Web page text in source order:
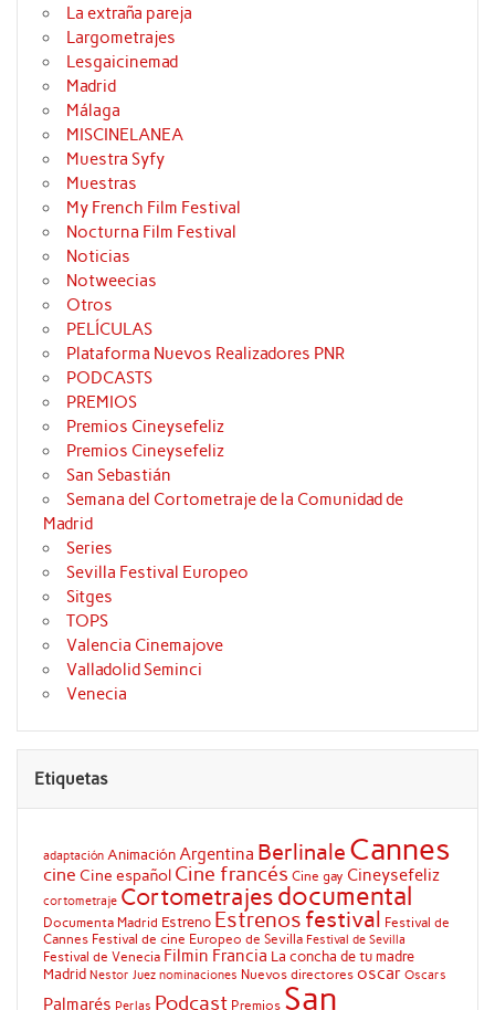
La extraña pareja
Largometrajes
Lesgaicinemad
Madrid
Málaga
MISCINELANEA
Muestra Syfy
Muestras
My French Film Festival
Nocturna Film Festival
Noticias
Notweecias
Otros
PELÍCULAS
Plataforma Nuevos Realizadores PNR
PODCASTS
PREMIOS
Premios Cineysefeliz
Premios Cineysefeliz
San Sebastián
Semana del Cortometraje de la Comunidad de
Madrid
Series
Sevilla Festival Europeo
Sitges
TOPS
Valencia Cinemajove
Valladolid Seminci
Venecia
Etiquetas
adaptación AnimaciónArgentina Berlinale Cannes
cine Cine español Cine francés Cine gay Cineysefeliz
cortometraje Cortometrajes documental
Documenta Madrid Estreno Estrenos festival Festival de
Cannes Festival de cine Europeo de Sevilla Festival de Sevilla
Festival de Venecia Filmin Francia La concha de tu madre
Madrid Nestor Juez nominaciones Nuevos directores oscar Oscars
Palmarés Perlas Podcast Premios San